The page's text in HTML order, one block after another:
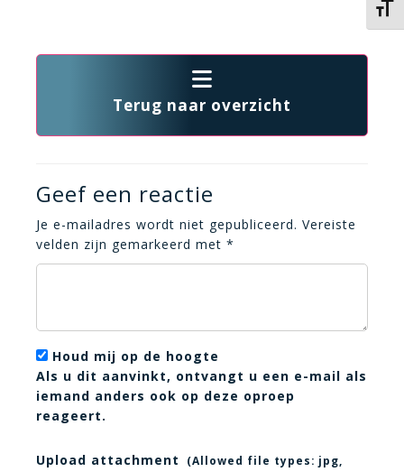
Terug naar overzicht
Geef een reactie
Je e-mailadres wordt niet gepubliceerd. Vereiste
velden zijn gemarkeerd met *
Houd mij op de hoogte
Als u dit aanvinkt, ontvangt u een e-mail als
iemand anders ook op deze oproep
reageert.
Upload attachment (Allowed file types: jpg,